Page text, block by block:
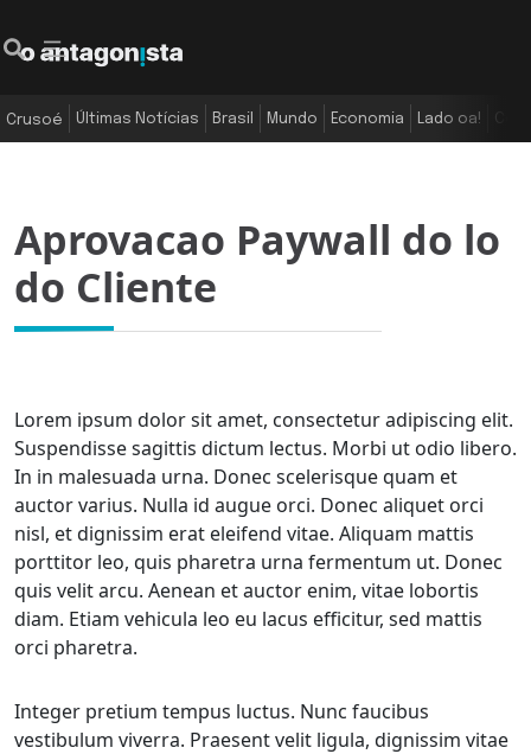
Crusoé Últimas Notícias Brasil Mundo Economia Lado oa!
Aprovacao Paywall do lo
do Cliente
Lorem ipsum dolor sit amet, consectetur adipiscing elit.
Suspendisse sagittis dictum lectus. Morbi ut odio libero.
In in malesuada urna. Donec scelerisque quam et
auctor varius. Nulla id augue orci. Donec aliquet orci
nisl, et dignissim erat eleifend vitae. Aliquam mattis
porttitor leo, quis pharetra urna fermentum ut. Donec
quis velit arcu. Aenean et auctor enim, vitae lobortis
diam. Etiam vehicula leo eu lacus efficitur, sed mattis
orci pharetra.
Integer pretium tempus luctus. Nunc faucibus
vestibulum viverra. Praesent velit ligula, dignissim vitae